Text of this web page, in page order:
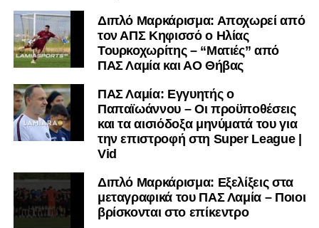
Διπλό Μαρκάρισμα: Αποχωρεί από
τον ΑΠΣ Κηφισσό ο Ηλίας
Τουρκοχωρίτης – “Ματιές” από
ΠΑΣ Λαμία και ΑΟ Θήβας
ΠΑΣ Λαμία: Εγγυητής ο
Παπαϊωάννου – Οι προϋποθέσεις
και τα αισιόδοξα μηνύματά του για
την επιστροφή στη Super League |
Vid
Διπλό Μαρκάρισμα: Εξελίξεις στα
μεταγραφικά του ΠΑΣ Λαμία – Ποιοι
βρίσκονται στο επίκεντρο